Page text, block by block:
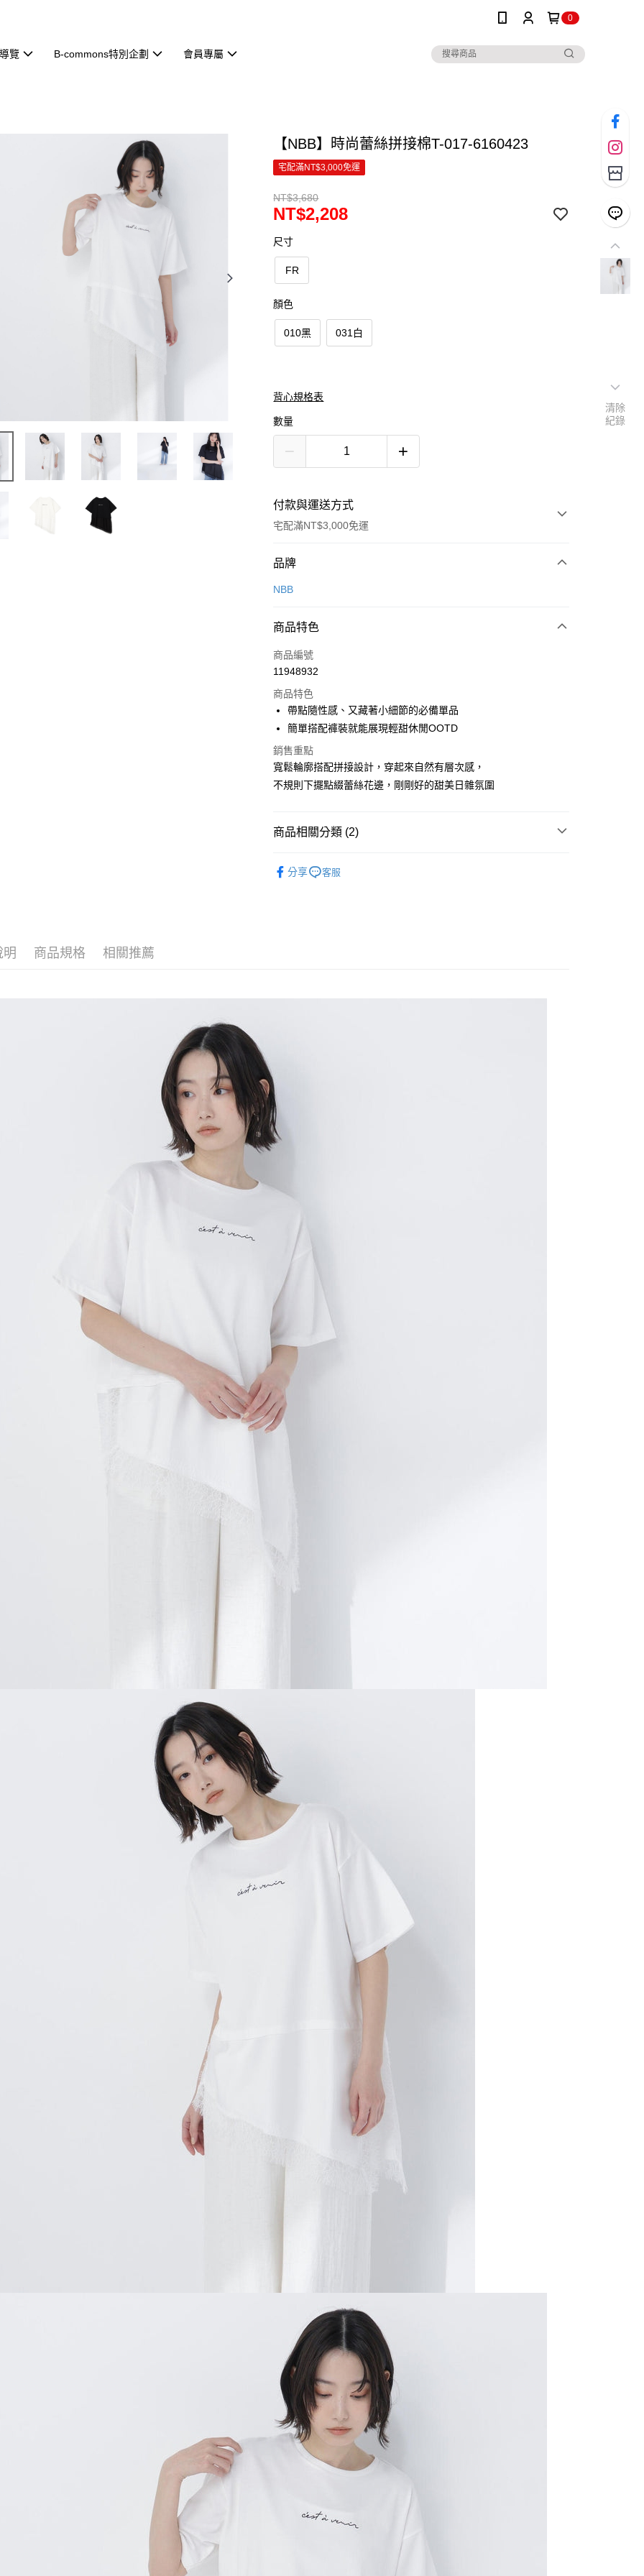
0
覽 B-commons特別企劃 會員專屬
【NBB】時尚蕾絲拼接棉T-017-6160423
宅配滿NT$3,000免運
NT$3,680
NT$2,208
尺寸
FR
顏色
010黑 031白
背心規格表
數量
付款與運送方式
宅配滿NT$3,000免運
付款方式
信用卡一次付款
運送方式
黑貓宅急便
品牌
NBB
商品特色
商品編號
11948932
商品特色
帶點隨性感、又藏著小細節的必備單品
簡單搭配褲裝就能展現輕甜休閒OOTD
銷售重點
寬鬆輪廓搭配拼接設計，穿起來自然有層次感，
不規則下擺點綴蕾絲花邊，剛剛好的甜美日雜氛圍
商品相關分類 (2)
分享 客服
明 商品規格 相關推薦
清除
紀錄